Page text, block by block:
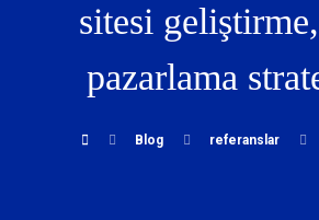
sitesi
pazarlama
Blog referanslar